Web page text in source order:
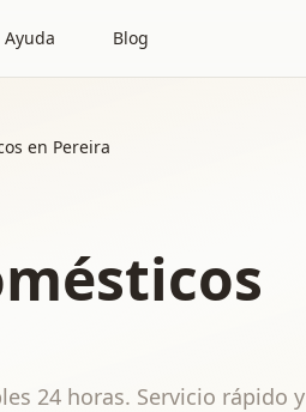
Ayuda Blog
en Pereira
24 horas. Servicio rápido y